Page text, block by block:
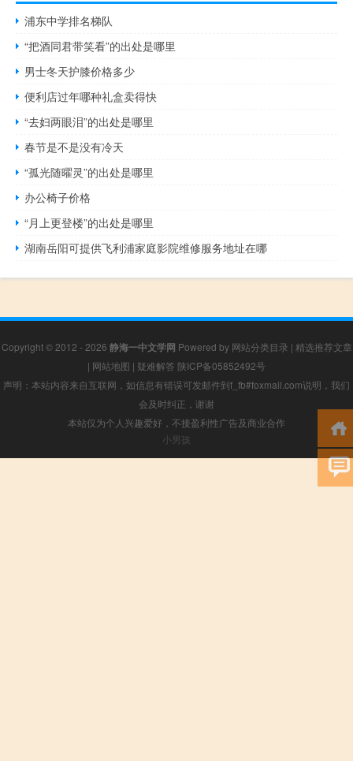
浦东中学排名梯队
“把酒同君带笑看”的出处是哪里
男士冬天护膝价格多少
便利店过年哪种礼盒卖得快
“去妇两眼泪”的出处是哪里
春节是不是没有冷天
“孤光随曜灵”的出处是哪里
办公椅子价格
“月上更登楼”的出处是哪里
湖南岳阳可提供飞利浦家庭影院维修服务地址在哪
Copyright © 2012 - 2026 静海一中文学网 Powered by 网站分类目录 | 精选推荐文章
| 网站地图 | 疑难解答 陕ICP备05852492号
声明：本站内容来自互联网，如信息有错误可发邮件到f_fb#foxmail.com说明，我们
会及时纠正，谢谢
本站仅为个人兴趣爱好，不接盈利性广告及商业合作
小男孩